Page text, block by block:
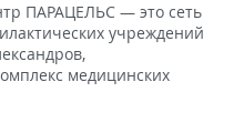
ПАРАЦЕЛЬС — это сеть
учреждений
медицинских